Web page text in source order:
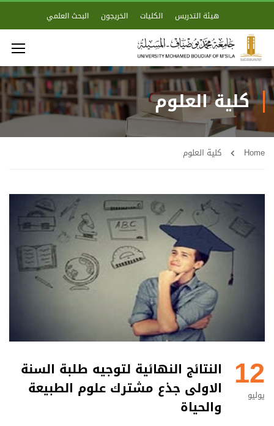
هيئة التدريس الكليات الخريجون البحث العلمي
كلية العلوم
Home كلية العلوم
12
يوليو
النتائج النهائية لتوجيه طلبة السنة
الاولى جذع مشترك علوم الطبيعة
والحياة